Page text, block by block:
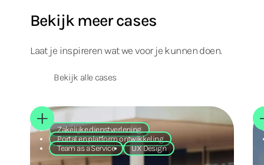
Bekijk meer cases
Laat je inspireren wat we voor je kunnen doen.
Bekijk alle cases
Zakelijke dienstverlening
Portal en platform ontwikkeling
Team as a Service
UX Design